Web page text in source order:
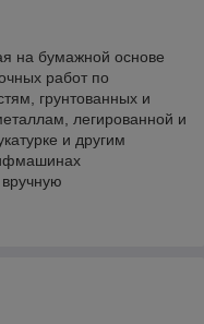
на бумажной основе
работ по
грунтованных и
легированной и
и другим